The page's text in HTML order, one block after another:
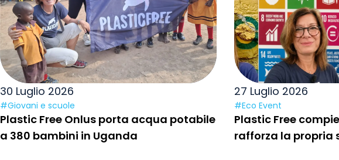
30 Luglio 2026
#Giovani e scuole
Plastic Free Onlus porta acqua potabile
a 380 bambini in Uganda
27 Luglio 2026
#Eco Event
Plastic Free
rafforza la propria